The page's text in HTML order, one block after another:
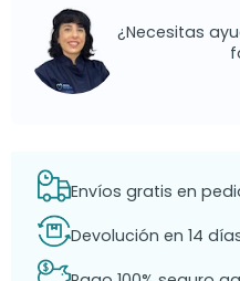
¿Necesitas
Envíos gratis en
Devolución en 14